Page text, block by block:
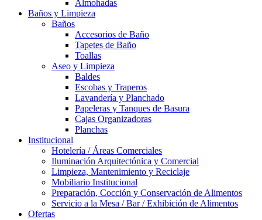
Almohadas
Baños y Limpieza
Baños
Accesorios de Baño
Tapetes de Baño
Toallas
Aseo y Limpieza
Baldes
Escobas y Traperos
Lavandería y Planchado
Papeleras y Tanques de Basura
Cajas Organizadoras
Planchas
Institucional
Hotelería / Áreas Comerciales
Iluminación Arquitectónica y Comercial
Limpieza, Mantenimiento y Reciclaje
Mobiliario Institucional
Preparación, Cocción y Conservación de Alimentos
Servicio a la Mesa / Bar / Exhibición de Alimentos
Ofertas